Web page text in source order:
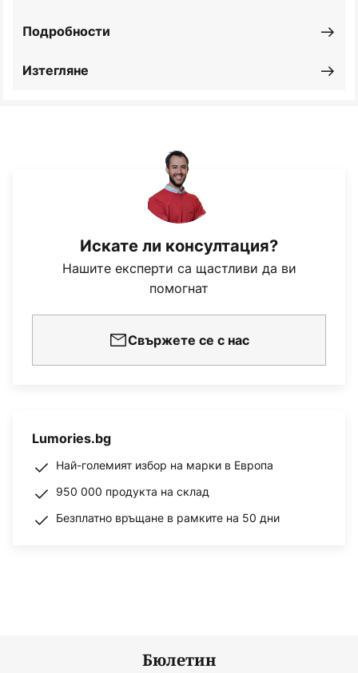
Подробности
Изтегляне
Искате ли консултация?
Нашите експерти са щастливи да ви
помогнат
Свържете се с нас
Lumories.bg
Най-големият избор на марки в Европа
950 000 продукта на склад
Безплатно връщане в рамките на 50 дни
Бюлетин